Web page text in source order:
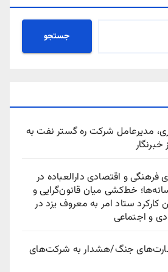
جستجو
مدیرعامل شرکت ره‌ گستر نفت به
و اقتصادی دارالعباده در
خط‌کشی میان قانون‌گرایی و
کارکرد ستاد امر به معروف یزد در
و اجتماعی
خسارت‌های جنگ/هشدار به شرکت‌های